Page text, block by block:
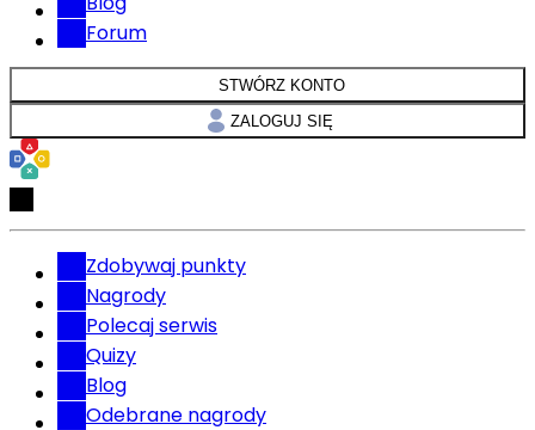
Forum
STWÓRZ KONTO
ZALOGUJ SIĘ
Zdobywaj punkty
Nagrody
Polecaj serwis
Quizy
Blog
Odebrane nagrody